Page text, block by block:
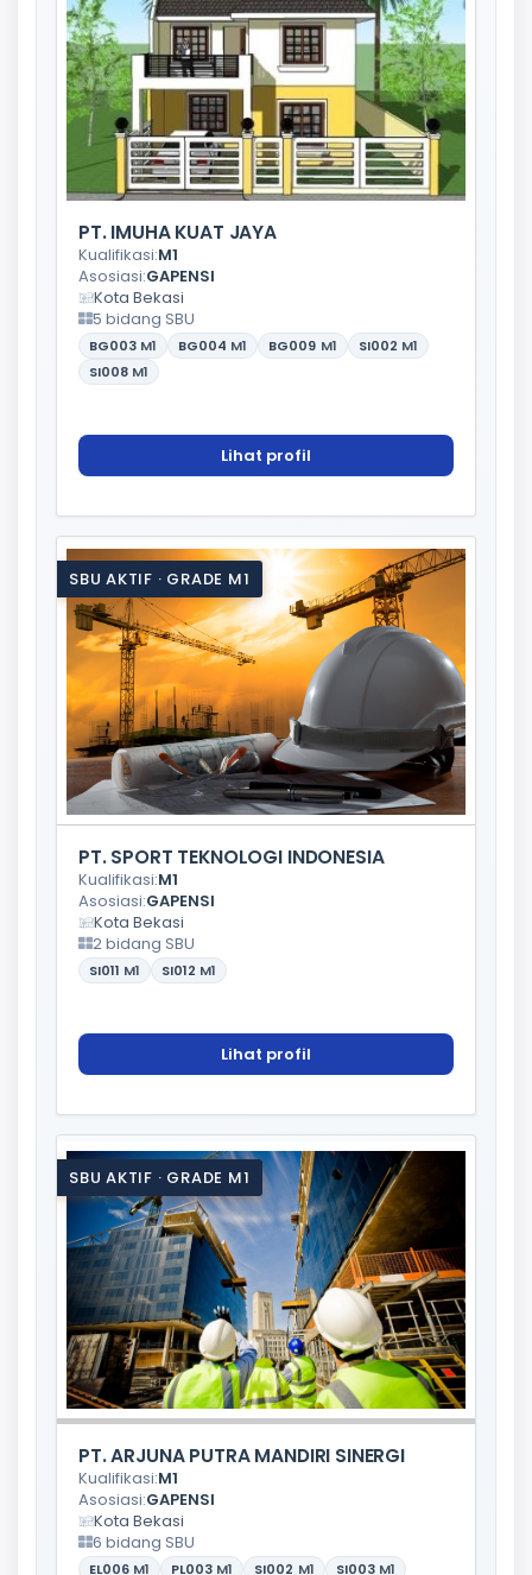
PT. IMUHA KUAT JAYA
Kualifikasi:M1
Asosiasi:GAPENSI
Kota Bekasi
5 bidang SBU
BG003 M1 BG004 M1 BG009 M1 SI002 M1
SI008 M1
Lihat profil
SBU AKTIF · GRADE M1
PT. SPORT TEKNOLOGI INDONESIA
Kualifikasi:M1
Asosiasi:GAPENSI
Kota Bekasi
2 bidang SBU
SI011 M1 SI012 M1
Lihat profil
SBU AKTIF · GRADE M1
PT. ARJUNA PUTRA MANDIRI SINERGI
Kualifikasi:M1
Asosiasi:GAPENSI
Kota Bekasi
6 bidang SBU
EL006 M1 PL003 M1 SI002 M1 SI003 M1